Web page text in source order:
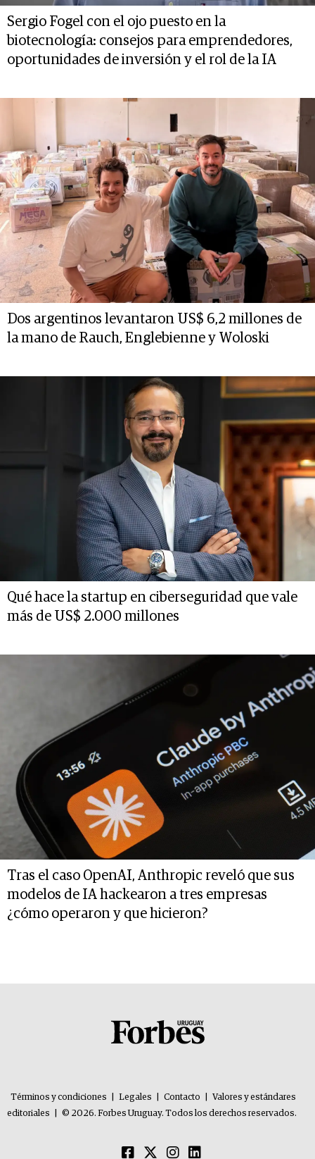
Sergio Fogel con el ojo puesto en la
biotecnología: consejos para emprendedores,
oportunidades de inversión y el rol de la IA
Dos argentinos levantaron US$ 6,2 millones de
la mano de Rauch, Englebienne y Woloski
Qué hace la startup en ciberseguridad que vale
más de US$ 2.000 millones
Tras el caso OpenAI, Anthropic reveló que sus
modelos de IA hackearon a tres empresas
¿cómo operaron y que hicieron?
Términos y condiciones Legales Contacto
Valores y estándares
editoriales
© 2026. Forbes Uruguay. Todos los derechos reservados.